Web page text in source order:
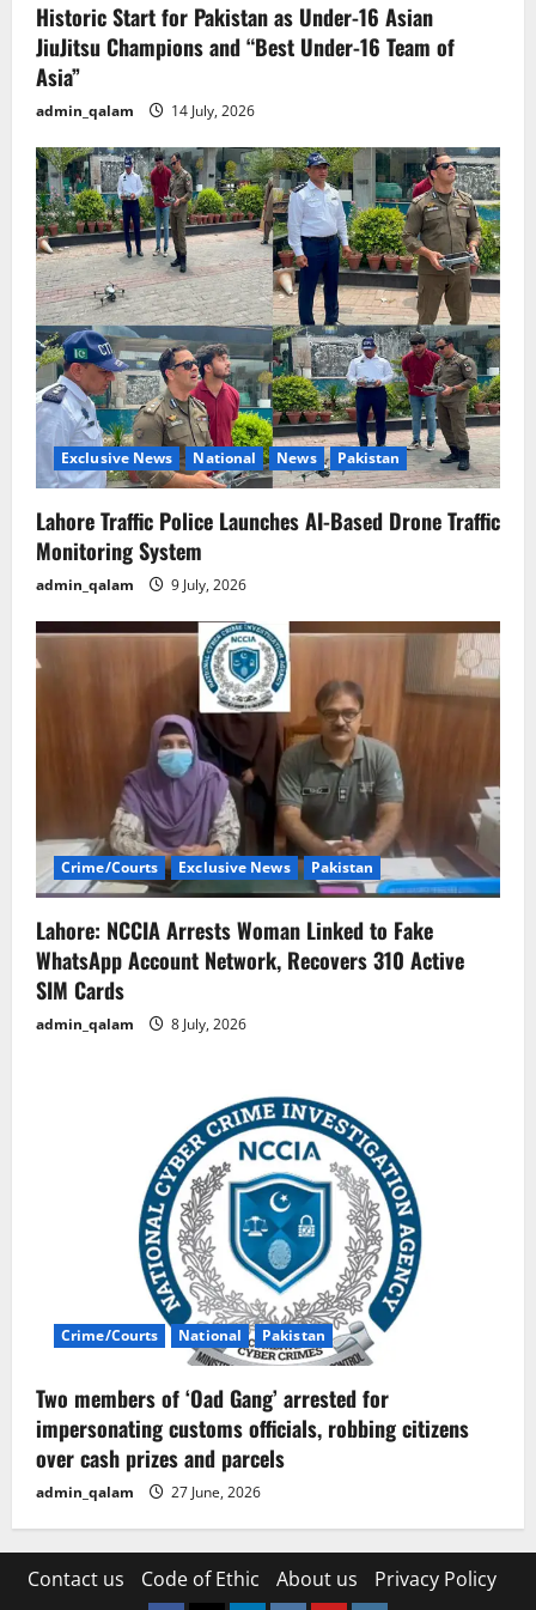
Historic Start for Pakistan as Under-16 Asian
JiuJitsu Champions and “Best Under-16 Team of
Asia”
admin_qalam 14 July, 2026
Exclusive News National News Pakistan
Lahore Traffic Police Launches AI-Based Drone Traffic
Monitoring System
admin_qalam 9 July, 2026
Crime/Courts Exclusive News Pakistan
Lahore: NCCIA Arrests Woman Linked to Fake
WhatsApp Account Network, Recovers 310 Active
SIM Cards
admin_qalam 8 July, 2026
Crime/Courts National Pakistan
Two members of ‘Oad Gang’ arrested for
impersonating customs officials, robbing citizens
over cash prizes and parcels
admin_qalam 27 June, 2026
Contact us Code of Ethic About us Privacy Policy